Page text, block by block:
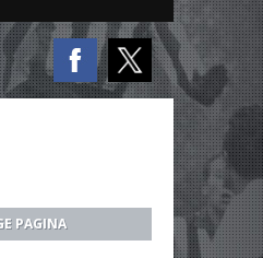
PAGINA